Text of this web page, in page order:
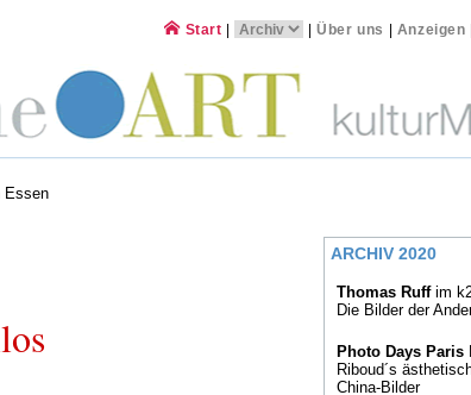
Start |Über uns Anzeigen
Essen
ARCHIV 2020
Thomas Ruffim
Die Bilder der
Photo Days Paris
Riboud´s
China-Bilder